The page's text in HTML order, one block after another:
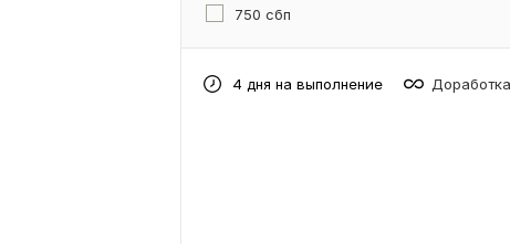
750 сбп
4 дня на выполнение